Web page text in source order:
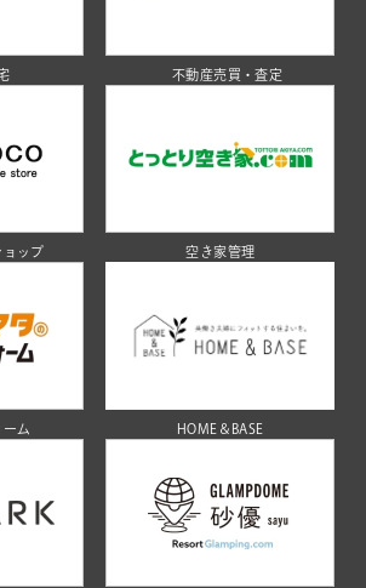
不動産売買・査定
ョップ 空き家管理
ム HOME＆BASE